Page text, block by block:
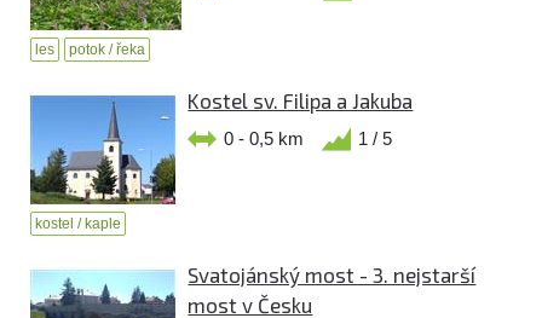
les potok / řeka
Kostel sv. Filipa a Jakuba
0 - 0,5 km 1 / 5
kostel / kaple
Svatojánský most - 3. nejstarší
most v Česku